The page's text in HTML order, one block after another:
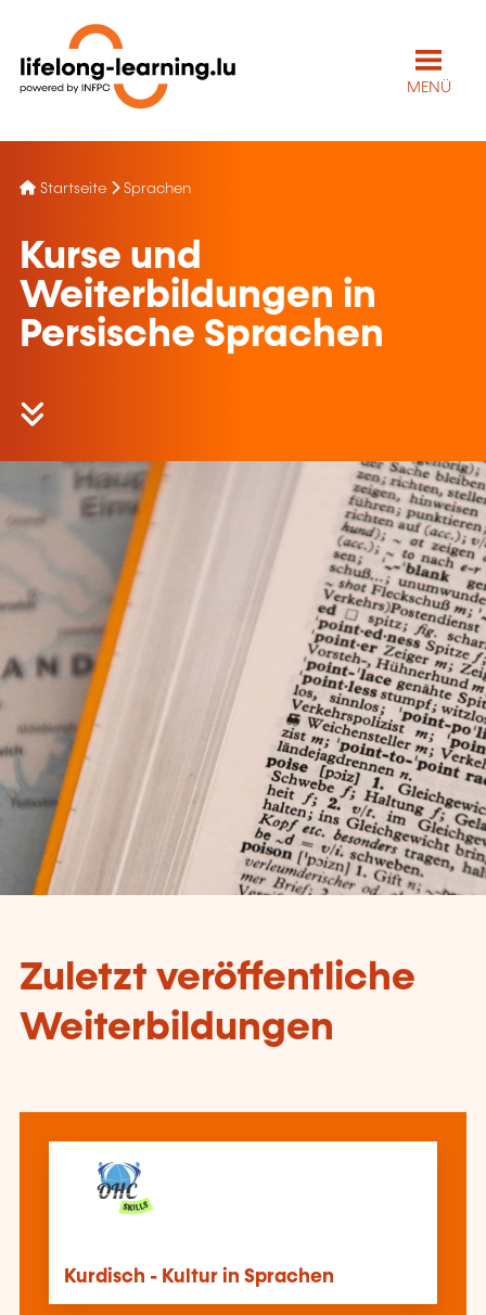
MENÜ
Startseite Sprachen
Kurse und
Weiterbildungen in
Persische Sprachen
Zuletzt veröffentliche
Weiterbildungen
Kurdisch - Kultur in Sprachen